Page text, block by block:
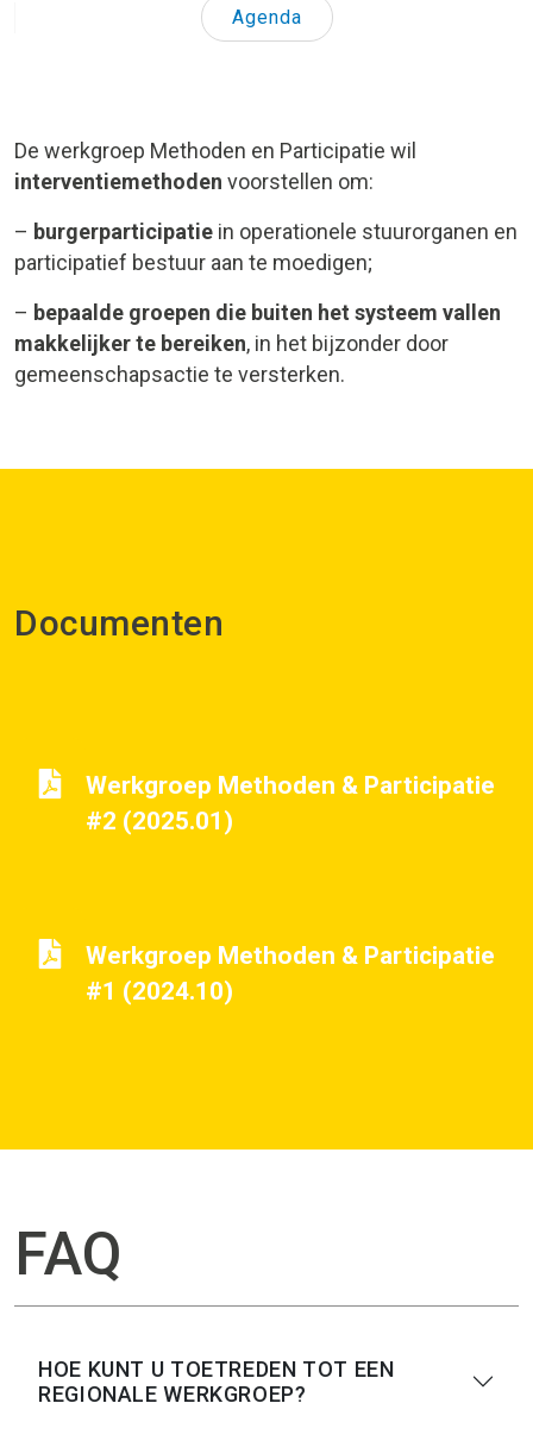
Agenda
De werkgroep Methoden en Participatie wil
interventiemethoden voorstellen om:
– burgerparticipatie in operationele stuurorganen en
participatief bestuur aan te moedigen;
– bepaalde groepen die buiten het systeem vallen
makkelijker te bereiken, in het bijzonder door
gemeenschapsactie te versterken.
Documenten
Werkgroep Methoden & Participatie
#2 (2025.01)
Werkgroep Methoden & Participatie
#1 (2024.10)
FAQ
HOE KUNT U TOETREDEN TOT EEN
REGIONALE WERKGROEP?